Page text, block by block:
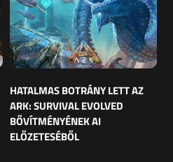
HATALMAS BOTRÁNY LETT AZ
ARK: SURVIVAL EVOLVED
BŐVÍTMÉNYÉNEK AI
ELŐZETESÉBŐL